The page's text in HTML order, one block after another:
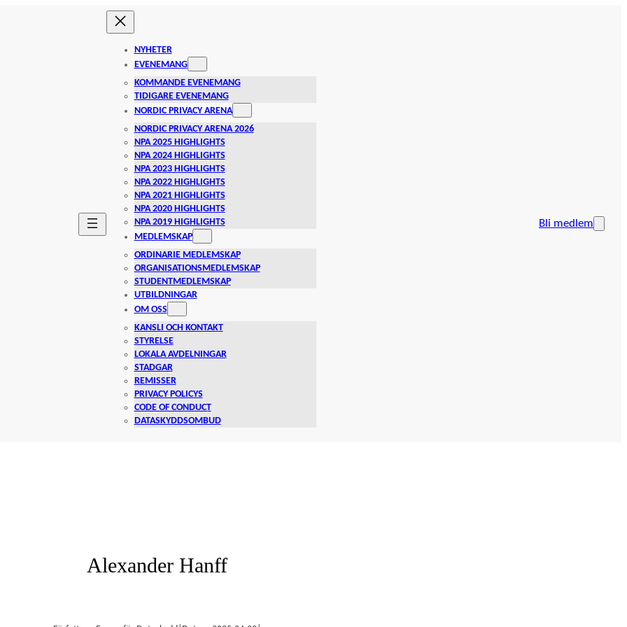
NYHETER
EVENEMANG
KOMMANDE EVENEMANG
TIDIGARE EVENEMANG
NORDIC PRIVACY ARENA
NORDIC PRIVACY ARENA 2026
NPA 2025 HIGHLIGHTS
NPA 2024 HIGHLIGHTS
NPA 2023 HIGHLIGHTS
NPA 2022 HIGHLIGHTS
NPA 2021 HIGHLIGHTS
NPA 2020 HIGHLIGHTS
NPA 2019 HIGHLIGHTS
MEDLEMSKAP
ORDINARIE MEDLEMSKAP
ORGANISATIONSMEDLEMSKAP
STUDENTMEDLEMSKAP
UTBILDNINGAR
OM OSS
KANSLI OCH KONTAKT
STYRELSE
LOKALA AVDELNINGAR
STADGAR
REMISSER
PRIVACY POLICYS
CODE OF CONDUCT
DATASKYDDSOMBUD
Bli medlem
Alexander Hanff